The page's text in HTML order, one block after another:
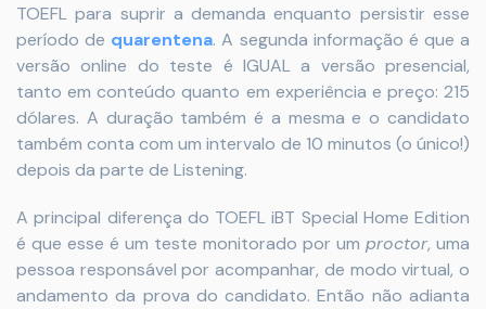
TOEFL para suprir a demanda enquanto persistir esse
período de quarentena. A segunda informação é que a
versão online do teste é IGUAL a versão presencial,
tanto em conteúdo quanto em experiência e preço: 215
dólares. A duração também é a mesma e o candidato
também conta com um intervalo de 10 minutos (o único!)
depois da parte de Listening.
A principal diferença do TOEFL iBT Special Home Edition
é que esse é um teste monitorado por um proctor, uma
pessoa responsável por acompanhar, de modo virtual, o
andamento da prova do candidato. Então não adianta